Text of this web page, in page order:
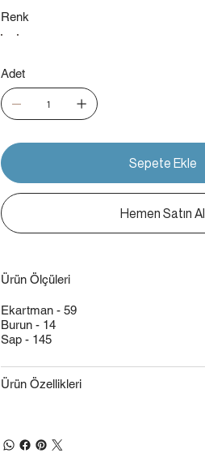
Renk
Adet
Sepete Ekle
Hemen Satın Al
Ürün Ölçüleri
Ekartman - 59
Burun - 14
Sap - 145
Ürün Özellikleri